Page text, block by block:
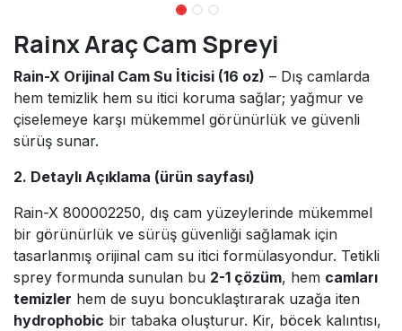
Rainx Araç Cam Spreyi
Rain-X Orijinal Cam Su İticisi (16 oz) – Dış camlarda
hem temizlik hem su itici koruma sağlar; yağmur ve
çiselemeye karşı mükemmel görünürlük ve güvenli
sürüş sunar.
2. Detaylı Açıklama (ürün sayfası)
Rain-X 800002250, dış cam yüzeylerinde mükemmel
bir görünürlük ve sürüş güvenliği sağlamak için
tasarlanmış orijinal cam su itici formülasyondur. Tetikli
sprey formunda sunulan bu 2-1 çözüm, hem camları
temizler hem de suyu boncuklaştırarak uzağa iten
hydrophobic bir tabaka oluşturur. Kir, böcek kalıntısı,